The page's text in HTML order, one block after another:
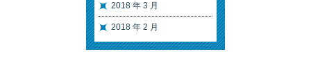
2018 年 3 月
2018 年 2 月